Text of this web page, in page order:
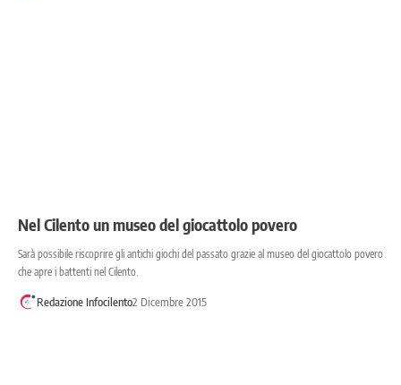
Nel Cilento un museo del giocattolo povero
Sarà possibile riscoprire gli antichi giochi del passato grazie al museo del giocattolo povero
che apre i battenti nel Cilento.
Redazione Infocilento2 Dicembre 2015